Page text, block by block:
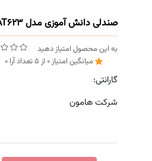
صندلی دانش آموزی مدل NAT623 هامون
به این محصول امتیاز دهید
میانگین امتیاز0 از 5تعداد آرا 0
گارانتی:
شرکت هامون